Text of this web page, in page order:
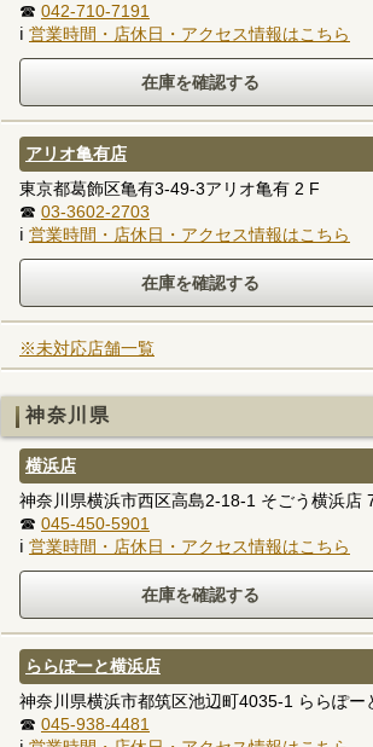
☎ 042-710-7191
ℹ 営業時間・店休日・アクセス情報はこちら
アリオ亀有店
東京都葛飾区亀有3-49-3アリオ亀有 2 F
☎ 03-3602-2703
ℹ 営業時間・店休日・アクセス情報はこちら
※未対応店舗一覧
神奈川県
横浜店
神奈川県横浜市西区高島2-18-1 そごう横浜店
☎ 045-450-5901
ℹ 営業時間・店休日・アクセス情報はこちら
ららぽーと横浜店
神奈川県横浜市都筑区池辺町4035-1 ららぽー
☎ 045-938-4481